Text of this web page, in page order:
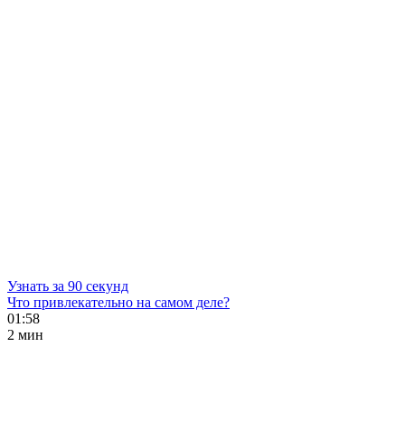
Узнать за 90 секунд
Что привлекательно на самом деле?
01:58
2 мин